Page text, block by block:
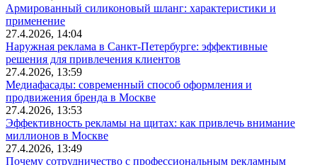
Армированный силиконовый шланг: характеристики и
применение
27.4.2026, 14:04
Наружная реклама в Санкт-Петербурге: эффективные
решения для привлечения клиентов
27.4.2026, 13:59
Медиафасады: современный способ оформления и
продвижения бренда в Москве
27.4.2026, 13:53
Эффективность рекламы на щитах: как привлечь внимание
миллионов в Москве
27.4.2026, 13:49
Почему сотрудничество с профессиональным рекламным